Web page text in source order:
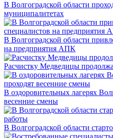
В Волгоградской области
муниципалитетах
В Волгоградской области
на предприятия АПК
Расчистку Медведицы
В оздоровительных лагерях
весенние смены
В Волгоградской области